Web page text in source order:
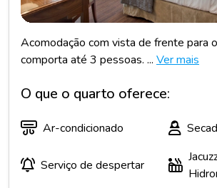
Acomodação com vista de frente para
comporta até 3 pessoas. ... Ver mais
O que o quarto oferece:
Ar-condicionado
Serviço de despertar